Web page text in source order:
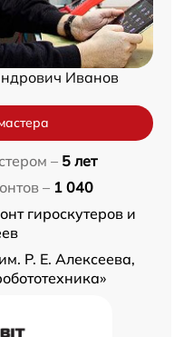
Иванов
– 5 лет
– 1 040
гироскутеров и
Р. Е. Алексеева,